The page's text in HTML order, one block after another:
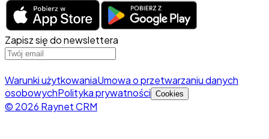
Zapisz się do newslettera
Warunki użytkowaniaUmowa o przetwarzaniu danych
osobowychPolityka prywatności Cookies
© 2026 Raynet CRM